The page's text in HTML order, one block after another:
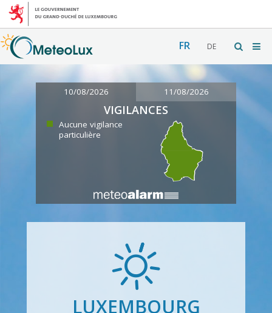
FR DE
10/08/2026 11/08/2026
VIGILANCES
Aucune vigilance
particulière
LUXEMBOURG